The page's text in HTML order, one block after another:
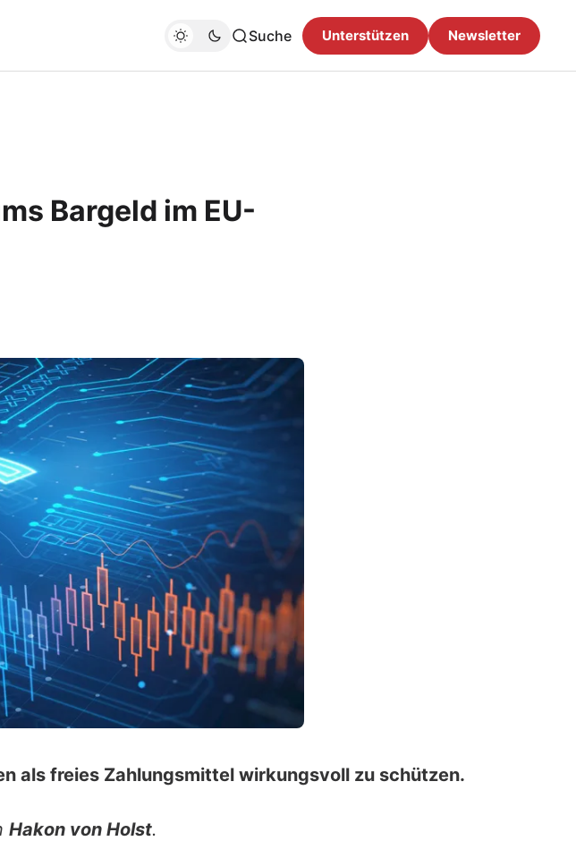
Suche Unterstützen Newsletter
Bargeld im EU-
als freies Zahlungsmittel wirkungsvoll zu schützen.
Hakon von Holst.